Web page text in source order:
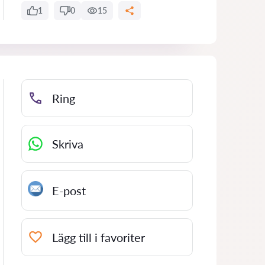
1 0 15
Ring
Skriva
E-post
Lägg till i favoriter